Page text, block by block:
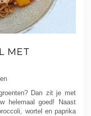
MET
Dan zit je met
helemaal goed! Naast
wortel en paprika